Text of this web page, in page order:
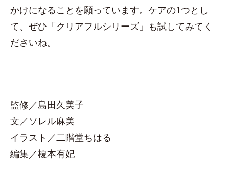
かけになることを願っています。ケアの1つとし
て、ぜひ「クリアフルシリーズ」も試してみてく
ださいね。
監修／島田久美子
文／ソレル麻美
イラスト／二階堂ちはる
編集／榎本有妃